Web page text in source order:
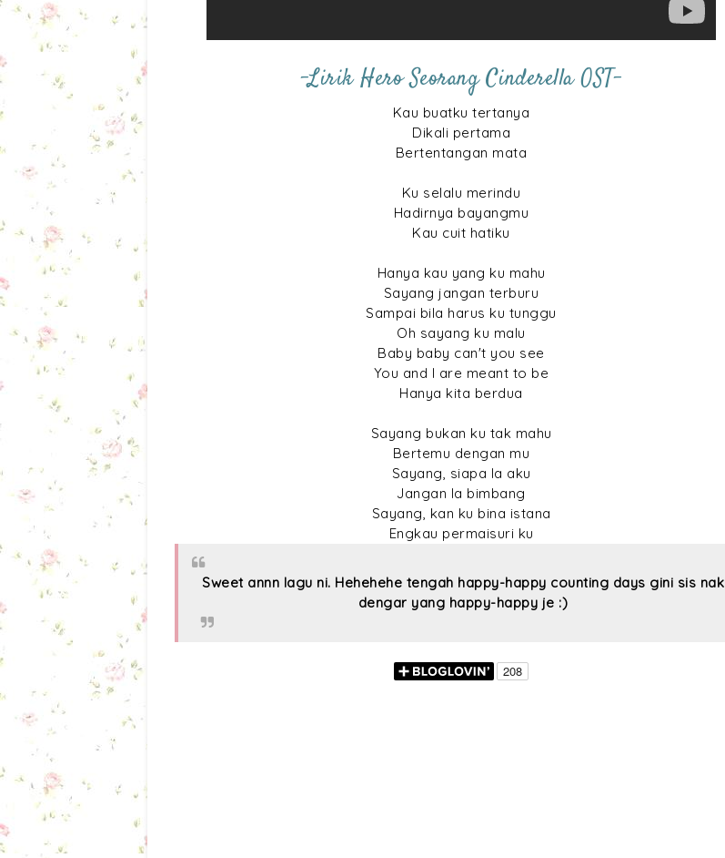
-Lirik Hero Seorang Cinderella OST-
Kau buatku tertanya
Dikali pertama
Bertentangan mata
Ku selalu merindu
Hadirnya bayangmu
Kau cuit hatiku
Hanya kau yang ku mahu
Sayang jangan terburu
Sampai bila harus ku tunggu
Oh sayang ku malu
Baby baby can't you see
You and I are meant to be
Hanya kita berdua
Sayang bukan ku tak mahu
Bertemu dengan mu
Sayang, siapa la aku
Jangan la bimbang
Sayang, kan ku bina istana
Engkau permaisuri ku
Sweet annn lagu ni. Hehehehe tengah happy-happy counting days gini sis nak
dengar yang happy-happy je :)